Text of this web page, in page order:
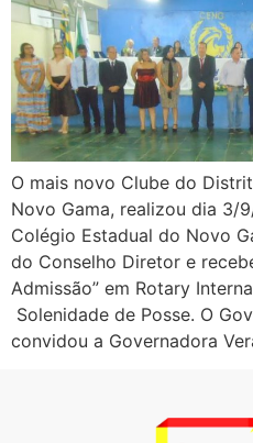
O mais novo Clube do
Novo Gama, realizou dia 3/
Colégio Estadual do Novo
do Conselho Diretor e
Admissão” em
Solenidade de Posse. O
convidou a Governadora